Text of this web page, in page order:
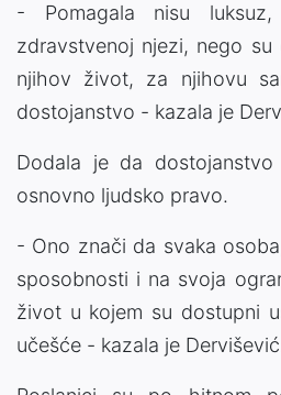
- Pomagala nisu
zdravstvenoj njezi, nego
njihov život, za njihovu
dostojanstvo - kazala je
Dodala je da
osnovno ljudsko pravo.
- Ono znači da svaka
sposobnosti i na svoja
život u kojem su dostupni
učešće - kazala je